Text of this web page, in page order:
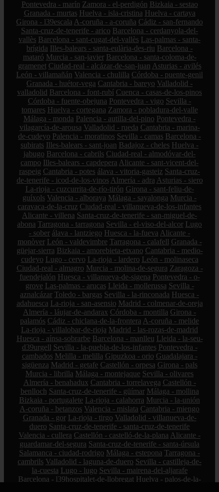
Pontevedra - marín Zamora - el-perdigón Bizkaia - sestao
Granada - murtas Huelva - isla-cristina Huelva - cartaya
Girona - l39escala A-coruña - a-coruña Cádiz - san-fernando
Santa-cruz-de-tenerife - arico Barcelona - cerdanyola-del-
vallès Barcelona - sant-cugat-del-vallès Las-palmas - santa-
brígida Illes-balears - santa-eulària-des-riu Barcelona -
mataró Murcia - san-javier Barcelona - santa-coloma-de-
gramenet Ciudad-real - alcázar-de-san-juan Asturias - avilés
León - villamañán Valencia - chulilla Córdoba - puente-genil
Granada - huétor-vega Cantabria - bareyo Valladolid -
valladolid Barcelona - font-rubí Cuenca - casas-de-los-pinos
Córdoba - fuente-obejuna Pontevedra - vigo Sevilla -
tomares Huelva - cortegana Zamora - pobladura-del-valle
Málaga - monda Palencia - autilla-del-pino Pontevedra -
vilagarcía-de-arousa Valladolid - rueda Cantabria - marina-
de-cudeyo Palencia - moratinos Sevilla - camas Barcelona -
subirats Illes-balears - sant-joan Badajoz - cheles Huelva -
jabugo Barcelona - cabrils Ciudad-real - almodóvar-del-
campo Illes-balears - capdepera Alicante - sant-vicent-del-
raspeig Cantabria - potes álava - vitoria-gasteiz Santa-cruz-
de-tenerife - icod-de-los-vinos Almería - adra Asturias - siero
La-rioja - cuzcurrita-de-río-tirón Girona - sant-feliu-de-
guíxols Valencia - alboraya Málaga - sayalonga Murcia -
caravaca-de-la-cruz Ciudad-real - villanueva-de-los-infantes
Alicante - villena Santa-cruz-de-tenerife - san-miguel-de-
abona Tarragona - tarragona Sevilla - el-viso-del-alcor Lugo
- sober álava - lantziego Huesca - la-fueva Alicante -
monòver León - valdevimbre Tarragona - calafell Granada -
güejar-sierra Bizkaia - amorebieta-etxano Cantabria - medio-
cudeyo Lugo - cervo La-rioja - lardero León - molinaseca
Ciudad-real - almagro Murcia - molina-de-segura Zaragoza -
fuendejalón Huesca - villanueva-de-sigena Pontevedra - o-
grove Las-palmas - arucas Lleida - mollerussa Sevilla -
aznalcázar Toledo - bargas Sevilla - la-rinconada Huesca -
adahuesca La-rioja - san-asensio Madrid - colmenar-de-oreja
Almería - láujar-de-andarax Córdoba - montilla Girona -
palamós Cádiz - chiclana-de-la-frontera A-coruña - melide
La-rioja - villalobar-de-rioja Madrid - las-rozas-de-madrid
Huesca - aínsa-sobrarbe Barcelona - manlleu Lleida - la-seu-
d39urgell Sevilla - la-puebla-de-los-infantes Pontevedra -
cambados Melilla - melilla Gipuzkoa - orio Guadalajara -
sigüenza Madrid - getafe Castellón - orpesa Girona - pals
Murcia - librilla Málaga - montejaque Sevilla - olivares
Almería - benahadux Cantabria - torrelavega Castellón -
benlloch Santa-cruz-de-tenerife - güímar Málaga - mollina
Bizkaia - portugalete La-rioja - calahorra Murcia - la-unión
A-coruña - betanzos Valencia - mislata Cantabria - miengo
Granada - gor La-rioja - tirgo Valladolid - villanueva-de-
duero Santa-cruz-de-tenerife - santa-cruz-de-tenerife
Valencia - cullera Castellón - castelló-de-la-plana Alicante -
guardamar-del-segura Santa-cruz-de-tenerife - santa-úrsula
Salamanca - ciudad-rodrigo Málaga - estepona Tarragona -
cambrils Valladolid - laguna-de-duero Sevilla - castilleja-de-
la-cuesta Lugo - lugo Sevilla - mairena-del-aljarafe
Barcelona - l39hospitalet-de-llobregat Huelva - palos-de-la-